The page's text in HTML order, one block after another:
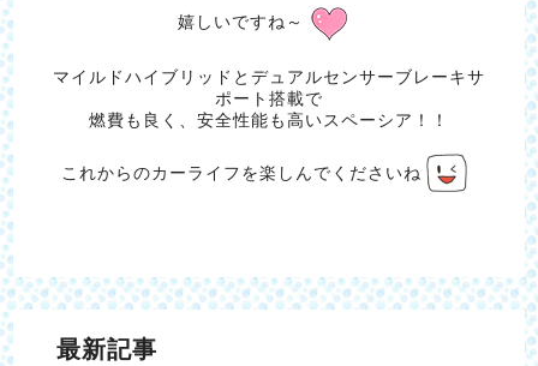
嬉しいですね～
マイルドハイブリッドとデュアルセンサーブレーキサ
ポート搭載で
燃費も良く、安全性能も高いスペーシア！！
これからのカーライフを楽しんでくださいね
最新記事